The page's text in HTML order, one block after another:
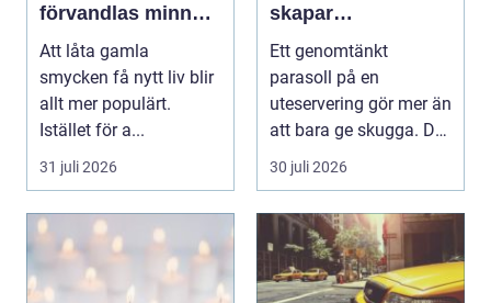
förvandlas minnen
till nya favoriter
Att låta gamla
smycken få nytt liv blir
allt mer populärt.
Istället för a...
31 juli 2026
skapar
uteserveringen rätt
känsla året runt
Ett genomtänkt
parasoll på en
uteservering gör mer än
att bara ge skugga. Det
påverkar hur länge
30 juli 2026